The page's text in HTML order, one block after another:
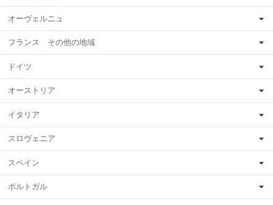
オーヴェルニュ
フランス その他の地域
ドイツ
オーストリア
イタリア
スロヴェニア
スペイン
ポルトガル